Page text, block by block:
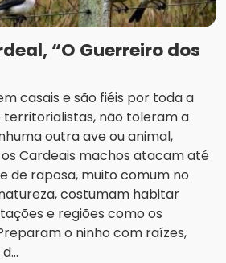
“O Guerreiro dos
casais e são fiéis por toda a
territorialistas, não toleram a
outra ave ou animal,
Cardeais machos atacam até
de raposa, muito comum no
costumam habitar
e regiões como os
o ninho com raízes,